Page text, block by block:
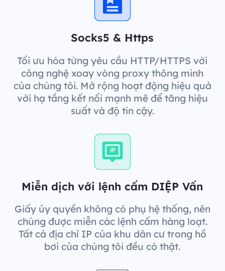
Socks5 & Https
Tối ưu hóa từng yêu cầu HTTP/HTTPS với
công nghệ xoay vòng proxy thông minh
của chúng tôi. Mở rộng hoạt động hiệu quả
với hạ tầng kết nối mạnh mẽ để tăng hiệu
suất và độ tin cậy.
Miễn dịch với lệnh cấm DIỆP Vấn
Giấy ủy quyền không có phụ hệ thống, nên
chúng được miễn các lệnh cấm hàng loạt.
Tất cả địa chỉ IP của khu dân cư trong hồ
bơi của chúng tôi đều có thật.